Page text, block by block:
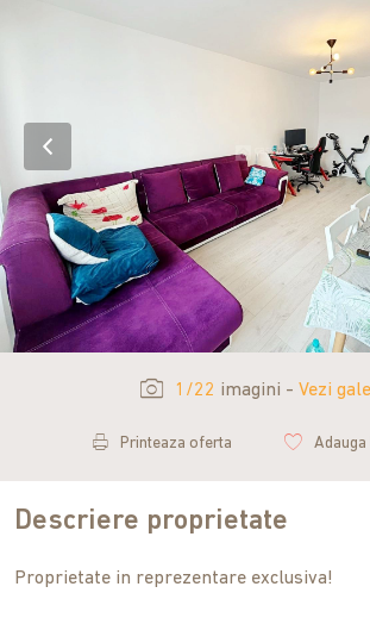
1/22 imagini - Vezi
Printeaza oferta
Descriere proprietate
Proprietate in reprezentare exclusiva!